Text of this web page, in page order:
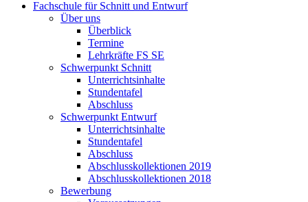
Fachschule für Schnitt und Entwurf
Über uns
Überblick
Termine
Lehrkräfte FS SE
Schwerpunkt Schnitt
Unterrichtsinhalte
Stundentafel
Abschluss
Schwerpunkt Entwurf
Unterrichtsinhalte
Stundentafel
Abschluss
Abschlusskollektionen 2019
Abschlusskollektionen 2018
Bewerbung